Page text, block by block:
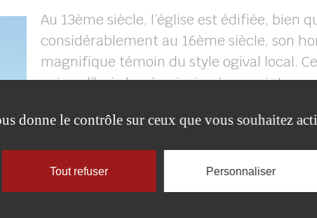
Au 13ème siècle, l’église est édifiée, bien
considérablement au 16ème siècle, son
magnifique témoin du style ogival local.
aujourd’hui classée ainsi qu’une peinture
donne le contrôle sur ceux que vous souhaitez
Tout refuser Personnaliser